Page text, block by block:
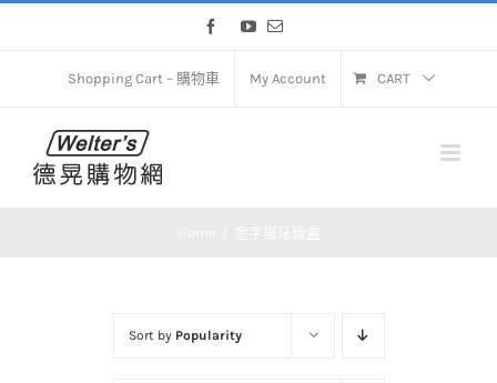
FacebookYouTube
Email
Shopping Cart – 購物車 My Account CART
Sort by Popularity